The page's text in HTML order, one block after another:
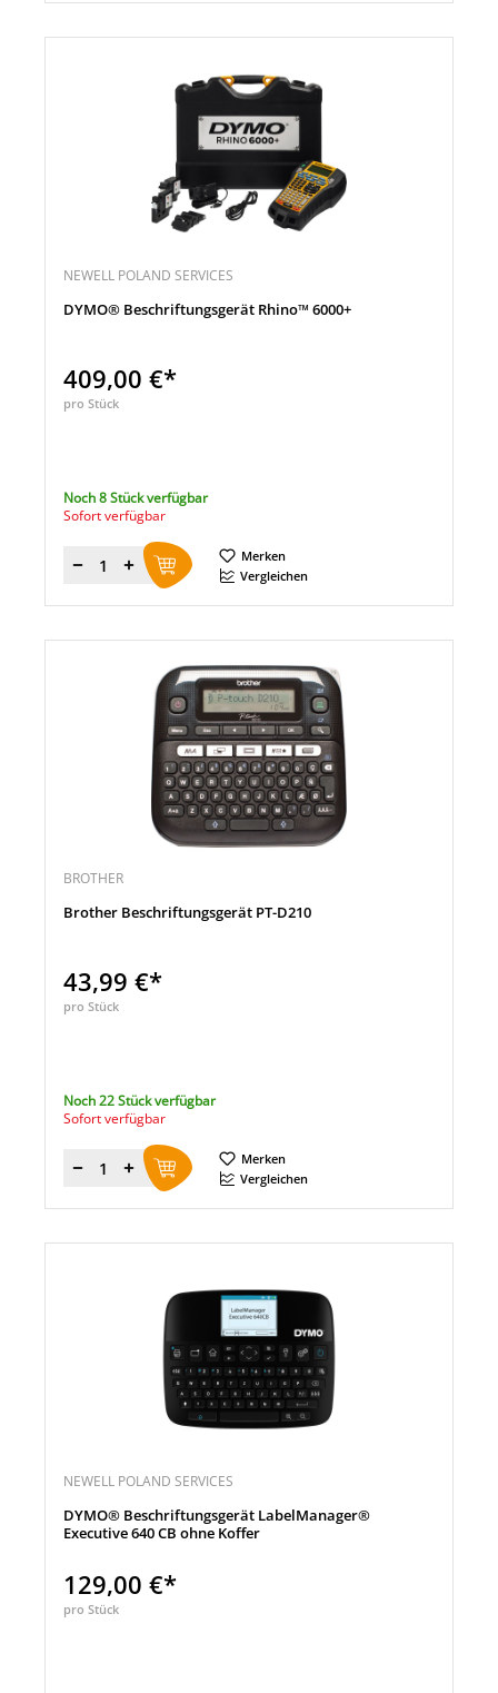
NEWELL POLAND SERVICES
DYMO® Beschriftungsgerät Rhino™ 6000+
409,00 €*
pro Stück
Noch 8 Stück verfügbar
Sofort verfügbar
Menge
Merken
Vergleichen
BROTHER
Brother Beschriftungsgerät PT-D210
43,99 €*
pro Stück
Noch 22 Stück verfügbar
Sofort verfügbar
Menge
Merken
Vergleichen
NEWELL POLAND SERVICES
DYMO® Beschriftungsgerät LabelManager®
Executive 640 CB ohne Koffer
129,00 €*
pro Stück